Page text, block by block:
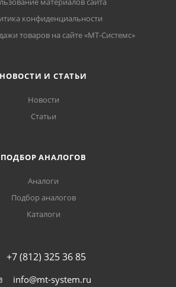
конфиденциальности
товаров на сайте «МТ-Системс»
НОВОСТИ И СТАТЬИ
Новости
Статьи
ПОДБОР АНАЛОГОВ
Аналоги
Подбор аналогов
Каталоги
+7 (812) 325 36 85
info@mt-system.ru